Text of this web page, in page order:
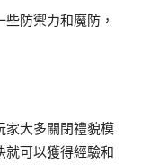
防禦力和魔防，
家大多關閉禮貌模
就可以獲得經驗和